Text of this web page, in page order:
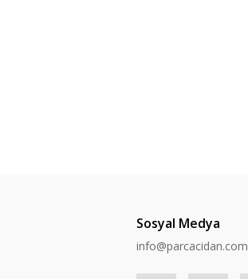
Sosyal Medya
info@parcacidan.com